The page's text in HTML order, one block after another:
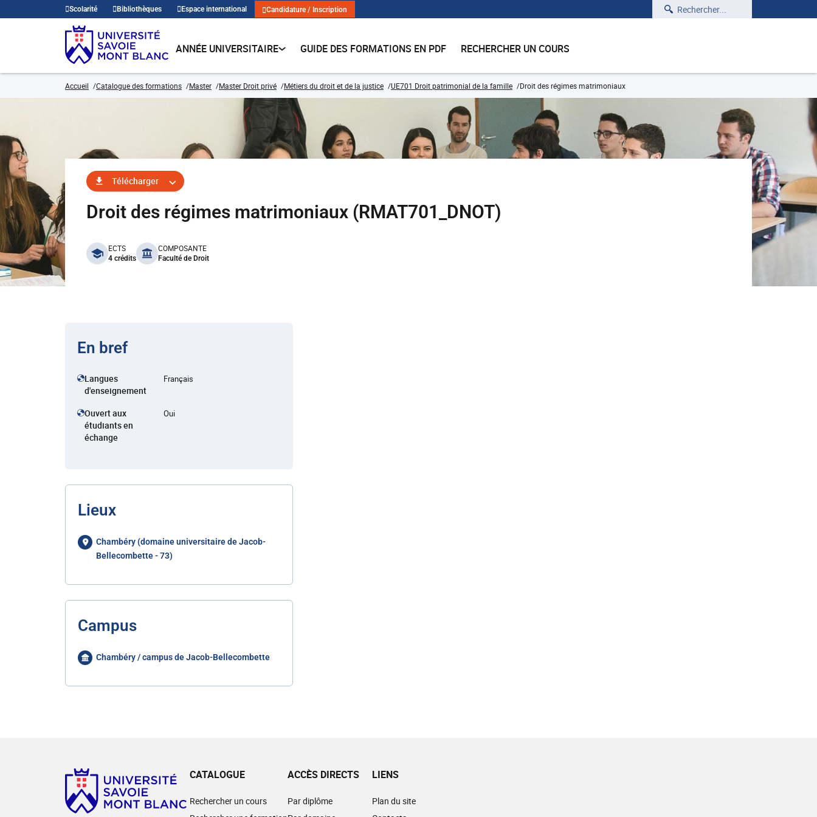
Scolarité Bibliothèques Espace international Candidature / Inscription Rechercher
ANNÉE UNIVERSITAIRE GUIDE DES FORMATIONS EN PDF RECHERCHER UN COURS
Accueil Catalogue des formations Master Master Droit privé Métiers du droit et de la justice UE701 Droit patrimonial de la famille Droit des régimes matrimoniaux
Télécharger
Droit des régimes matrimoniaux (RMAT701_DNOT)
benefits
ECTS
4 crédits
COMPOSANTE
Faculté de Droit
En bref
Langues
d'enseignement
Français
Ouvert aux
étudiants en
échange
Oui
Lieux
Chambéry (domaine universitaire de Jacob-
Bellecombette - 73)
Campus
Chambéry / campus de Jacob-Bellecombette
CATALOGUE
Rechercher un cours
ACCÈS DIRECTS
Par diplôme
LIENS
Plan du site